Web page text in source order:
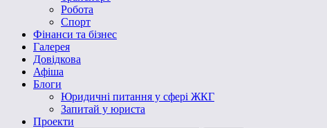
Робота
Спорт
Фінанси та бізнес
Галерея
Довідкова
Афіша
Блоги
Юридичні питання у сфері ЖКГ
Запитай у юриста
Проекти